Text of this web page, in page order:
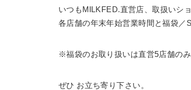
いつもMILKFED.直営店、取扱いシ
各店舗の年末年始営業時間と福袋／
※福袋のお取り扱いは直営5店舗のみ
ぜひ お立ち寄り下さい。